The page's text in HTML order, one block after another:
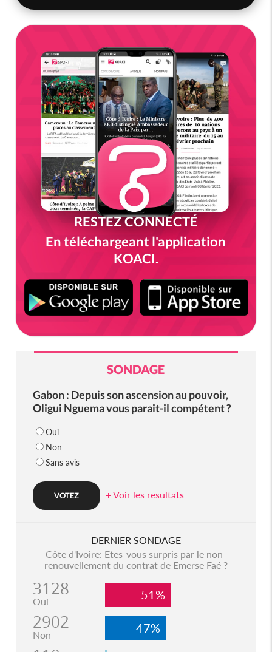
RESTEZ CONNECTÉ
En téléchargeant l'application
KOACI.
SONDAGE
Gabon : Depuis son ascension au pouvoir,
Oligui Nguema vous parait-il compétent ?
Oui
Non
Sans avis
+ Voir les resultats
DERNIER SONDAGE
Côte d'Ivoire: Etes-vous surpris par le non-
renouvellement du contrat de Emerse Faé ?
3128
Oui 51%
2902
Non 47%